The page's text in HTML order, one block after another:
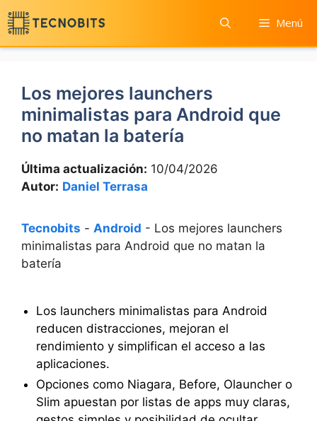
Saltar
al
contenido
Menú
Los mejores launchers
minimalistas para Android que
no matan la batería
Última actualización: 10/04/2026
Autor: Daniel Terrasa
Tecnobits - Android - Los mejores launchers
minimalistas para Android que no matan la
batería
Los launchers minimalistas para Android
reducen distracciones, mejoran el
rendimiento y simplifican el acceso a las
aplicaciones.
Opciones como Niagara, Before, Olauncher o
Slim apuestan por listas de apps muy claras,